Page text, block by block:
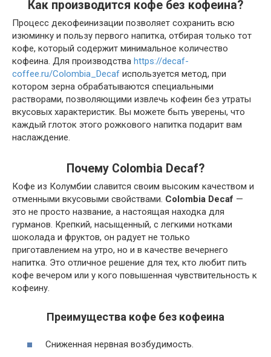
Как производится кофе без кофеина?
Процесс декофеинизации позволяет сохранить всю
изюминку и пользу первого напитка, отбирая только тот
кофе, который содержит минимальное количество
кофеина. Для производства https://decaf-
coffee.ru/Colombia_Decaf используется метод, при
котором зерна обрабатываются специальными
растворами, позволяющими извлечь кофеин без утраты
вкусовых характеристик. Вы можете быть уверены, что
каждый глоток этого рожкового напитка подарит вам
наслаждение.
Почему Colombia Decaf?
Кофе из Колумбии славится своим высоким качеством и
отменными вкусовыми свойствами. Colombia Decaf —
это не просто название, а настоящая находка для
гурманов. Крепкий, насыщенный, с легкими нотками
шоколада и фруктов, он радует не только
приготавлением на утро, но и в качестве вечернего
напитка. Это отличное решение для тех, кто любит пить
кофе вечером или у кого повышенная чувствительность к
кофеину.
Преимущества кофе без кофеина
Сниженная нервная возбудимость.